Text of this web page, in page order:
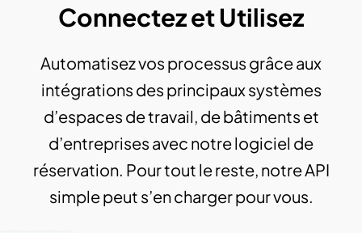
Connectez et Utilisez
Automatisez vos processus grâce aux
intégrations des principaux systèmes
d’espaces de travail, de bâtiments et
d’entreprises avec notre logiciel de
réservation. Pour tout le reste, notre API
simple peut s’en charger pour vous.